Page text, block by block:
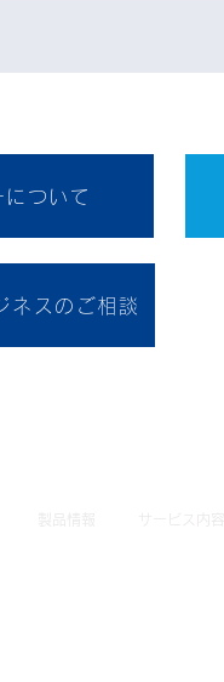
ついて
ネスのご相談
サービス内容